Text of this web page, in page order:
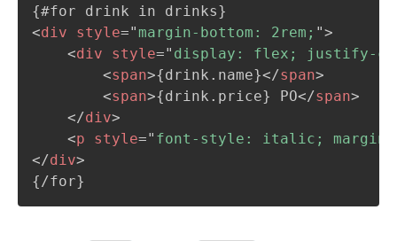
<div style=" margin-bottom: 2rem; ">
<div style=" display: flex; justify-
<span>{drink.name}</span>
<span>{drink.price} PO</span>
</div>
<p style=" font-style: italic; margin-
</div>